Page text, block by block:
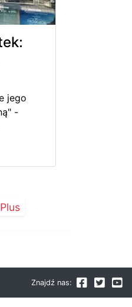
jego
-
Znajdź nas: